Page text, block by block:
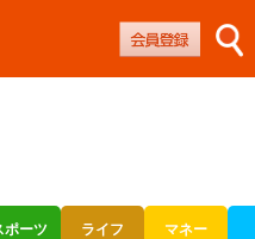
ポーツ ライフ マネー